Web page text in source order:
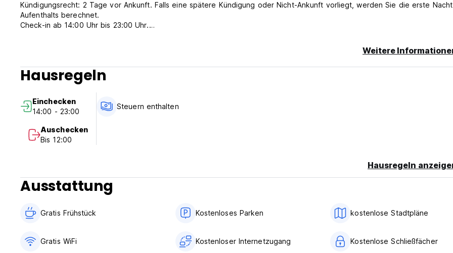
Kündigungsrecht: 2 Tage vor Ankunft. Falls eine spätere Kündigung oder Nicht-Ankunft vorliegt, werden Sie die erste
Aufenthalts berechnet.
Check-in ab 14:00 Uhr bis 23:00 Uhr.
Vom Flughafen oder Bahnhof zum Hostel geht es etwa 30 Minuten und der Preis dafür beträgt etwa $18/Person. (Auto-
from original language)
Weitere
Hausregeln
Einchecken
14:00 - 23:00
Auschecken
Bis 12:00
Steuern enthalten
Hausregeln
Ausstattung
Gratis Frühstück Kostenloses Parken kostenlose Stadtpläne
Gratis WiFi Kostenloser Internetzugang Kostenlose Schließfächer